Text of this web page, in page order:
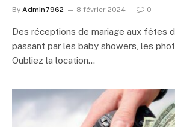
By Admin7962 8 février 2024 0
Des réceptions de mariage aux fêtes
passant par les baby showers, les
Oubliez la location…